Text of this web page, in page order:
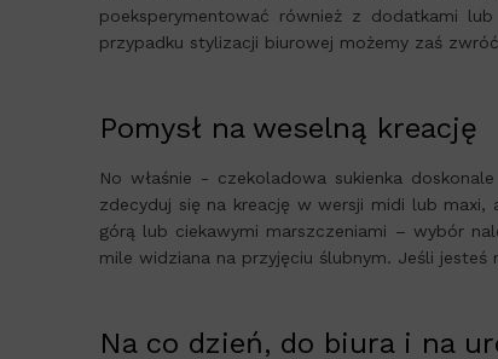
poeksperymentować również z dodatkami
przypadku stylizacji biurowej możemy zaś
Pomysł na weselną kreację
No właśnie - czekoladowa sukienka
zdecyduj się na kreację w wersji midi lub
górą lub ciekawymi marszczeniami – wybór
mile widziana na przyjęciu ślubnym. Jeśli
Na co dzień, do biura i na